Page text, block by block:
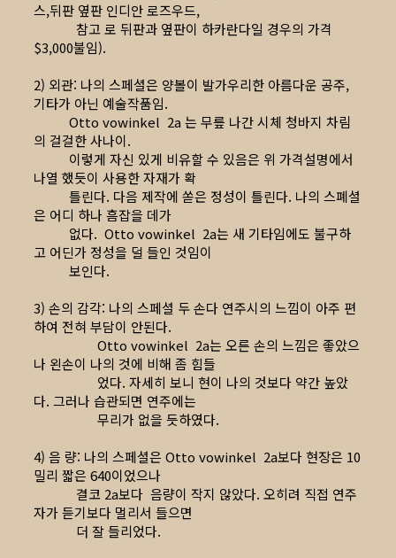
스,뒤판 옆판 인디안 로즈우드,
참고 로 뒤판과 옆판이 하카란다일 경우의 가격
$3,000불임).
2) 외관: 나의 스페셜은 양볼이 발가우리한 아름다운 공주,
기타가 아닌 예술작품임.
Otto vowinkel 2a 는 무릎 나간 시체 청바지 차림
의 걸걸한 사나이.
이렇게 자신 있게 비유할 수 있음은 위 가격설명에서
나열 했듯이 사용한 자재가 확
틀린다. 다음 제작에 쏟은 정성이 틀린다. 나의 스폐셜
은 어디 하나 흠잡을 데가
없다. Otto vowinkel 2a는 새 기타임에도 불구하
고 어딘가 정성을 덜 들인 것임이
보인다.
3) 손의 감각: 나의 스페셜 두 손다 연주시의 느낌이 아주 편
하여 전혀 부담이 안된다.
Otto vowinkel 2a는 오른 손의 느낌은 좋았으
나 왼손이 나의 것에 비해 좀 힘들
었다. 자세히 보니 현이 나의 것보다 약간 높았
다. 그러나 습관되면 연주에는
무리가 없을 듯하였다.
4) 음 량: 나의 스페셜은 Otto vowinkel 2a보다 현장은 10
밀리 짧은 640이었으나
결코 2a보다 음량이 작지 않았다. 오히려 직접 연주
자가 듣기보다 멀리서 들으면
더 잘 들리었다.